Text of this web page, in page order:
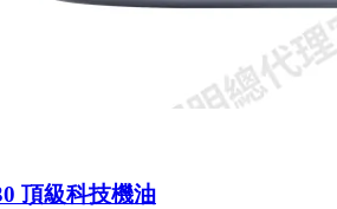
頂級科技機油